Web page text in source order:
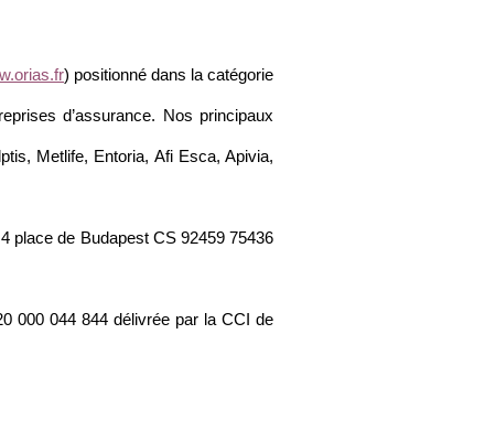
) positionné dans la catégorie
d’assurance. Nos principaux
Metlife, Entoria, Afi Esca, Apivia,
place de Budapest CS 92459 75436
000 044 844 délivrée par la CCI de